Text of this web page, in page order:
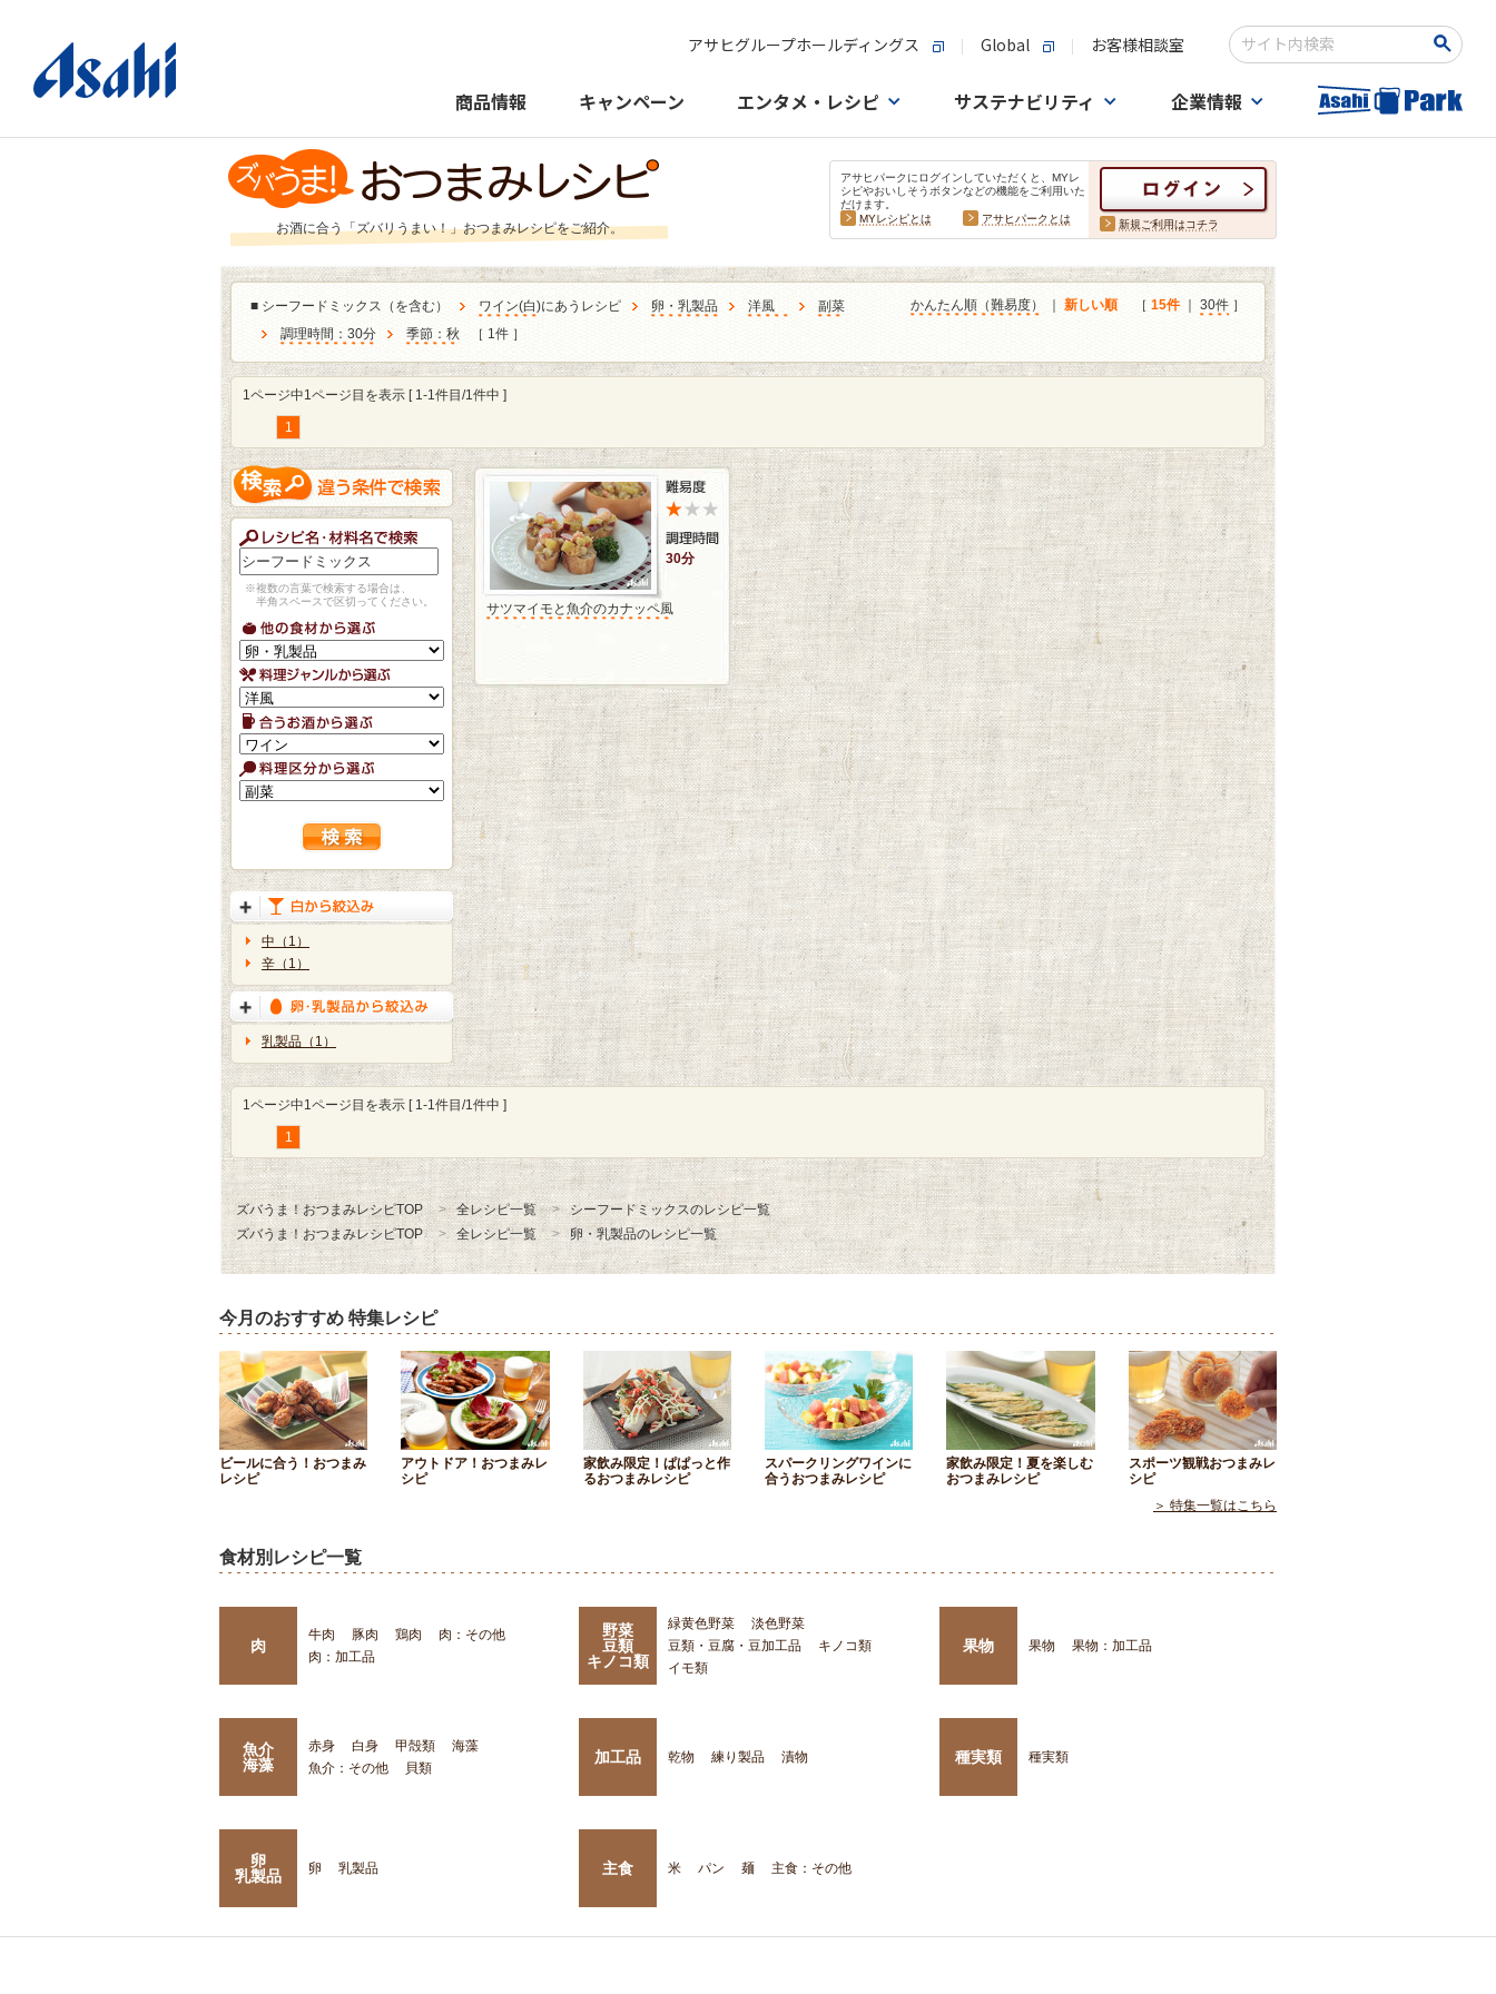
アサヒグループホールディングス Global お客様相談室
検索キーワード入力
商品情報 キャンペーン エンタメ・レシピ サステナビリティ 企業情報
お酒に合う「ズバリうまい！」おつまみレシピをご紹介。
アサヒパークにログインしていただくと、MYレ
シピやおいしそうボタンなどの機能をご利用いた
だけます。
MYレシピとは
アサヒパークとは 新規ご利用はコチラ
■ シーフードミックス（を含む） ワイン(白)にあうレシピ 卵・乳製品 洋風
副菜
調理時間：30分
季節：秋 ［ 1件 ］
かんたん順（難易度） 新しい順 ［ 15件｜ 30件 ］
1ページ中1ページ目を表示 [ 1-1件目/1件中 ]
1
※複数の言葉で検索する場合は、
半角スペースで区切ってください。
中（1）
辛（1）
乳製品（1）
30分
サツマイモと魚介のカナッペ風
1ページ中1ページ目を表示 [ 1-1件目/1件中 ]
1
ズバうま！おつまみレシピTOP 全レシピ一覧
シーフードミックスのレシピ一覧
ズバうま！おつまみレシピTOP
全レシピ一覧 卵・乳製品のレシピ一覧
今月のおすすめ 特集レシピ
ビールに合う！おつまみ
レシピ
アウトドア！おつまみレ
シピ
家飲み限定！ぱぱっと作
るおつまみレシピ
スパークリングワインに
合うおつまみレシピ
家飲み限定！夏を楽しむ
おつまみレシピ
スポーツ観戦おつまみレ
シピ
＞ 特集一覧はこちら
食材別レシピ一覧
肉
牛肉 豚肉 鶏肉
肉：その他
肉：加工品
野菜
豆類
キノコ類
緑黄色野菜
淡色野菜
豆類・豆腐・豆加工品
キノコ類
イモ類
果物 果物 果物：加工品
魚介
海藻
赤身 白身 甲殻類
海藻
魚介：その他
貝類
加工品 乾物 練り製品 漬物 種実類 種実類
卵
乳製品
卵 乳製品 主食 米 パン 麺 主食：その他